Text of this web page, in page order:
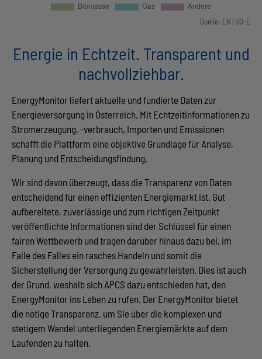
Quelle: ENTSO-E
Energie in Echtzeit. Transparent und
nachvollziehbar.
EnergyMonitor liefert aktuelle und fundierte Daten zur
Energieversorgung in Österreich. Mit Echtzeitinformationen zu
Stromerzeugung, -verbrauch, Importen und Emissionen
schafft die Plattform eine objektive Grundlage für Analyse,
Planung und Entscheidungsfindung.
Wir sind davon überzeugt, dass die Transparenz von Daten
entscheidend für einen effizienten Energiemarkt ist. Gut
aufbereitete, zuverlässige und zum richtigen Zeitpunkt
veröffentlichte Informationen sind der Schlüssel für einen
fairen Wettbewerb und tragen darüber hinaus dazu bei, im
Falle des Falles ein rasches Handeln und somit die
Sicherstellung der Versorgung zu gewährleisten. Dies ist auch
der Grund, weshalb sich APCS dazu entschieden hat, den
EnergyMonitor ins Leben zu rufen. Der EnergyMonitor bietet
die nötige Transparenz, um Sie über die komplexen und
stetigem Wandel unterliegenden Energiemärkte auf dem
Laufenden zu halten.